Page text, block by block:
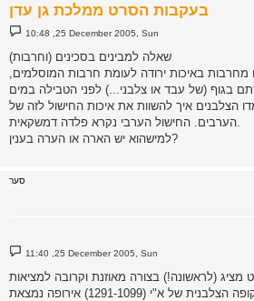
בעקבות הסרט ממלכת גן עדן
P
o
t
10:48 ,25 December 2005, Sun
שאלה למבינים בסכינים (וחרבות)
מחרבות באיכות ירודה לעומת חרבות המוסלמים,
שנה למדו הצלבנים איך להשוות את איכות החישול לזה של
הערבים. החישול הערבי נקרא פלדה דמשקאית.
למישהוא יש הארה או הערה בענין?
סער
P
o
t
11:40 ,25 December 2005, Sun
מציג (לראשונה!) בצורה מאוזנת וקרובה למציאות
את הכוחות היריבים. בתקופה הצלבנית של א"י (1291-1099) אירופה נמצאת